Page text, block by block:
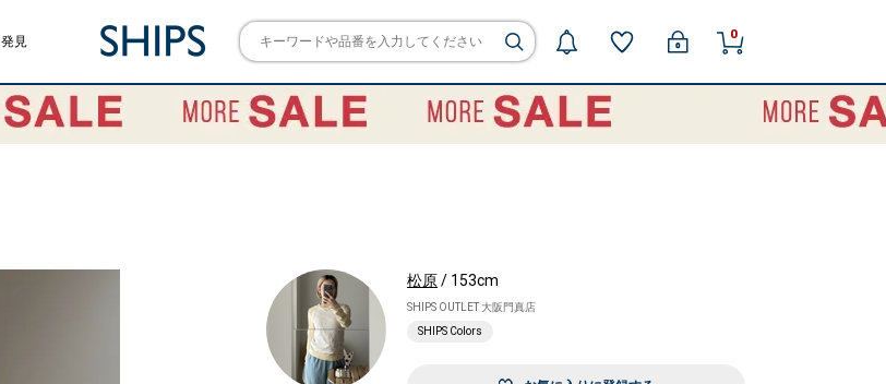
発見 0
松原/ 153cm
SHIPS OUTLET 大阪門真店
SHIPS Colors